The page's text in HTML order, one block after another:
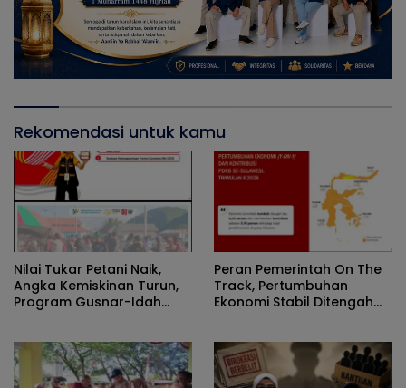
Rekomendasi untuk kamu
Nilai Tukar Petani Naik,
Angka Kemiskinan Turun,
Program Gusnar-Idah
Peran Pemerintah On The
Track, Pertumbuhan
Ekonomi Stabil Ditengah